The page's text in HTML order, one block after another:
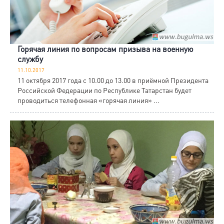
Горячая линия по вопросам призыва на военную
службу
11.10.2017
11 октября 2017 года с 10.00 до 13.00 в приёмной Президента
Российской Федерации по Республике Татарстан будет
проводиться телефонная «горячая линия» ...